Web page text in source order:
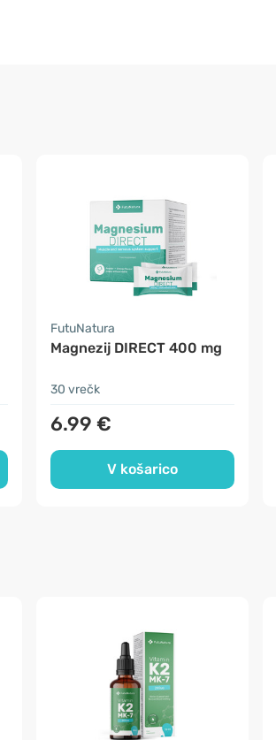
FutuNatura
Magnezij DIRECT 400 mg
30 vrečk
6.99 €
V košarico